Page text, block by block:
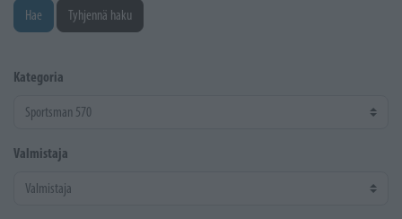
Hae Tyhjennä haku
Kategoria
Valmistaja